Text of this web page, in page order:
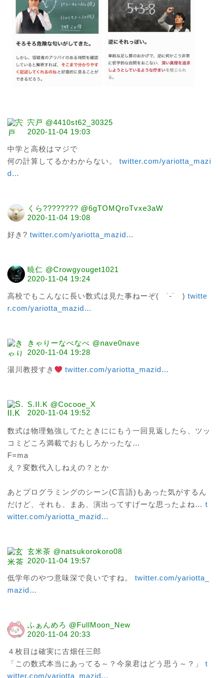
宍戸 @4410st62_30325
2020-11-04 19:03
中学と高校はマジで
何の計算してるかわからない。 twitter.com/yariotta_mazi
d…
くら???????? @6gTOMQroTvxe3aW
2020-11-04 19:08
好き? twitter.com/yariotta_mazid…
暁仁 @Crowgyouget1021
2020-11-04 19:24
高校でもこんなに長い数式は見た事ねーぞ(   ˙-˙   ) twitte
r.com/yariotta_mazid…
きゃりーなべなべ @nave0nave
2020-11-04 19:28
湯川教授すき twitter.com/yariotta_mazid…
S.II.K @Cocooe_X
2020-11-04 19:52
数式は物理勉強してたときににもう一回見返したら、ツッ
コミどころ満載でおもしろかったな…
F=ma
え？変数代入しねえの？とか
あとプログラミングのシーン(C言語)もあった気がするん
だけど、それも、まあ、演出ってすげーな思ったよね… t
witter.com/yariotta_mazid…
玄米茶 @natsukorokoro08
2020-11-04 19:57
低学年のやつ意味深で良いですね。 twitter.com/yariotta_
mazid…
ふぁんめろ @FullMoon_New
2020-11-04 20:33
４枚目は確実に古畑任三郎
「この数式本当にあってる～？今泉君はどう思う～？」 t
witter.com/yariotta_mazid…